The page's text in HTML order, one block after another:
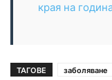
края на
ТАГОВЕ заболяване